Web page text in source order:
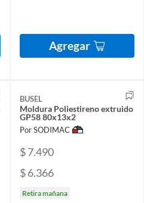
Agregar
BUSEL
Moldura Poliestireno extruido
GP58 80x13x2
Por SODIMAC
$ 7.490
$ 6.366
Retira mañana